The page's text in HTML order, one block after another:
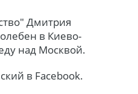
Дмитрия
в Киево-
над Москвой.
в Facebook.